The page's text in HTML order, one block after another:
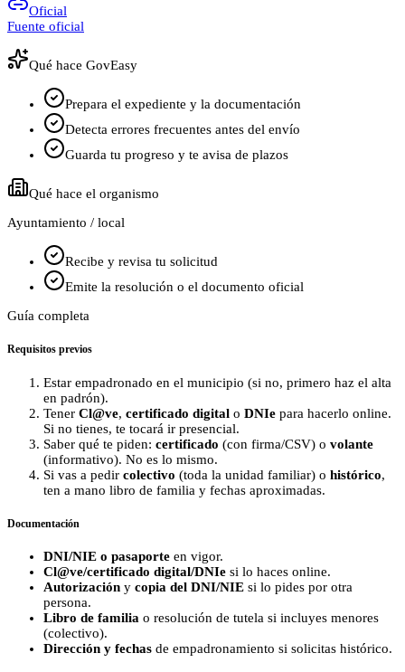
Oficial
Fuente oficial
Qué hace GovEasy
Prepara el expediente y la documentación
Detecta errores frecuentes antes del envío
Guarda tu progreso y te avisa de plazos
Qué hace el organismo
Ayuntamiento / local
Recibe y revisa tu solicitud
Emite la resolución o el documento oficial
Guía completa
Requisitos previos
Estar empadronado en el municipio (si no, primero haz el alta
en padrón).
Tener Cl@ve, certificado digital o DNIe para hacerlo online.
Si no tienes, te tocará ir presencial.
Saber qué te piden: certificado (con firma/CSV) o volante
(informativo). No es lo mismo.
Si vas a pedir colectivo (toda la unidad familiar) o histórico,
ten a mano libro de familia y fechas aproximadas.
Documentación
DNI/NIE o pasaporte en vigor.
Cl@ve/certificado digital/DNIe si lo haces online.
Autorización y copia del DNI/NIE si lo pides por otra
persona.
Libro de familia o resolución de tutela si incluyes menores
(colectivo).
Dirección y fechas de empadronamiento si solicitas histórico.